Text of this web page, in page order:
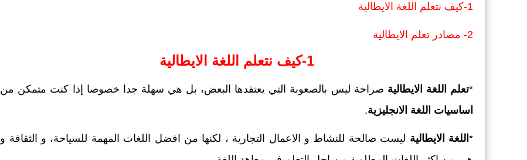
1-كيف نتعلم اللغة الايطالية
2- مصادر تعلم الايطالية
1-كيف نتعلم اللغة الايطالية
*تعلم اللغة الايطالية صراحة ليس بالصعوبة التي يعتقدها البعض، بل هي سهلة جدا خصوصا إذا كنت متمكن من
اساسيات اللغة الانجليزية.
*اللغة الايطالية ليست صالحة للنشاط و الاعمال التجارية ، لكنها من افضل اللغات المهمة للسياحة، و الثقافة و